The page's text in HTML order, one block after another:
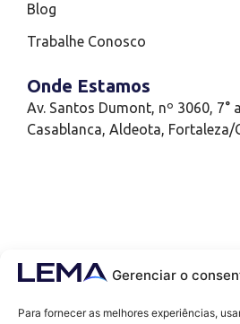
Gerenciar o
Para fornecer as melhores experiências,
Blog
Trabalhe Conosco
Onde Estamos
Av. Santos Dumont, nº 3060, 7°
Casablanca, Aldeota, Fortaleza/